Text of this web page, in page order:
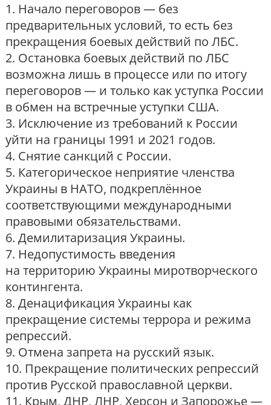
1. Начало переговоров — без
предварительных условий, то есть без
прекращения боевых действий по ЛБС.
2. Остановка боевых действий по ЛБС
возможна лишь в процессе или по итогу
переговоров — и только как уступка России
в обмен на встречные уступки США.
3. Исключение из требований к России
уйти на границы 1991 и 2021 годов.
4. Снятие санкций с России.
5. Категорическое неприятие членства
Украины в НАТО, подкреплённое
соответствующими международными
правовыми обязательствами.
6. Демилитаризация Украины.
7. Недопустимость введения
на территорию Украины миротворческого
контингента.
8. Денацификация Украины как
прекращение системы террора и режима
репрессий.
9. Отмена запрета на русский язык.
10. Прекращение политических репрессий
против Русской православной церкви.
11. Крым, ДНР, ЛНР, Херсон и Запорожье —